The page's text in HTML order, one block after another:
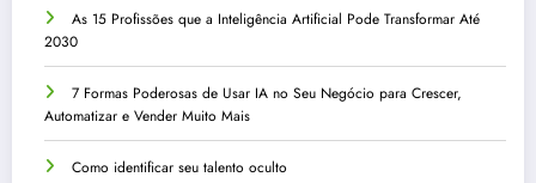
As 15 Profissões que a Inteligência Artificial Pode Transformar Até
2030
7 Formas Poderosas de Usar IA no Seu Negócio para Crescer,
Automatizar e Vender Muito Mais
Como identificar seu talento oculto